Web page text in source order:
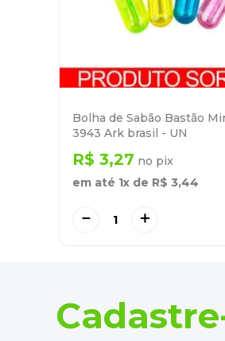
Bolha de Sabão Bastão
3943 Ark brasil - UN
R$ 3,27 no pix
em até 1x de R$ 3,44
＋
－